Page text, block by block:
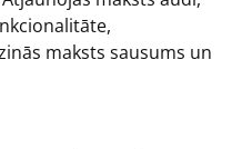
maksts sausums un